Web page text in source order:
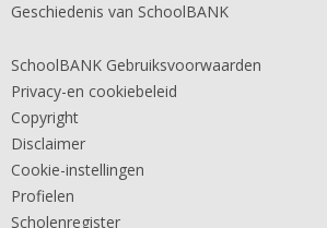
Geschiedenis van SchoolBANK
SchoolBANK Gebruiksvoorwaarden
Privacy-en cookiebeleid
Copyright
Disclaimer
Cookie-instellingen
Profielen
Scholenregister